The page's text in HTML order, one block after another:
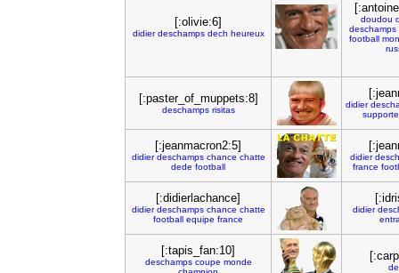
[:olivie:6]
didier deschamps dech heureux
doudou
deschamps
football
[:paster_of_muppets:8]
deschamps risitas
didier
[:jeanmacron2:5]
didier deschamps chance chatte
dede football
didier
france
[:didierlachance]
didier deschamps chance chatte
football equipe france
didier
[:tapis_fan:10]
deschamps coupe monde